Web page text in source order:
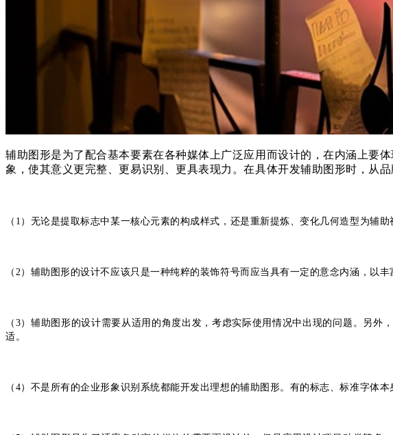
辅助图形是为了配合基本要素在各种媒体上广泛应用而设计的，在内涵上要
象，使其意义更完整、更易识别、更具表现力。在具体开发辅助图形时，从
（1）无论是提取标志中某一核心元素的构成样式，还是重新提炼、变化几何造型为辅
（2）辅助图形的设计不应该只是一种纯粹的装饰符号而应当具有一定的意念内涵，以
（3）辅助图形的设计需要从适用的角度出发，考虑实际使用情况中出现的问题。另
适。
（4）不是所有的企业形象识别系统都能开发出理想的辅助图形。有的标志、标准字体